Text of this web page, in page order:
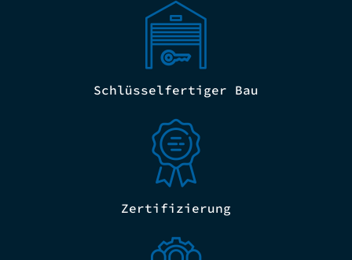
Schlüsselfertiger Bau
Zertifizierung